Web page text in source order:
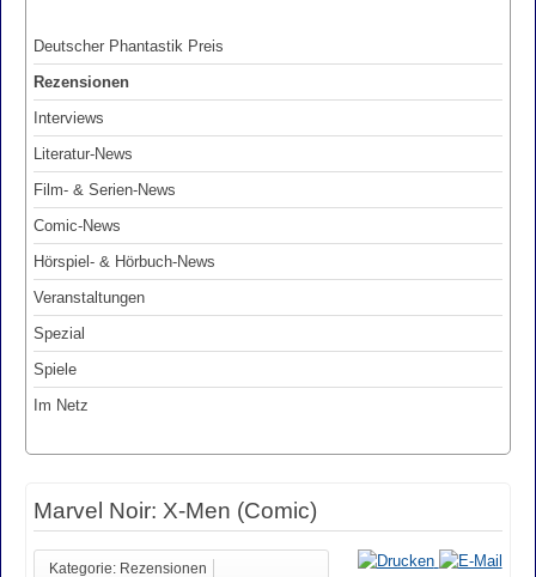
Deutscher Phantastik Preis
Rezensionen
Interviews
Literatur-News
Film- & Serien-News
Comic-News
Hörspiel- & Hörbuch-News
Veranstaltungen
Spezial
Spiele
Im Netz
Marvel Noir: X-Men (Comic)
Kategorie: Rezensionen